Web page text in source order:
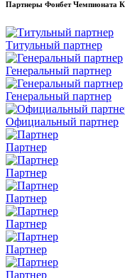
Партнеры Фонбет Чемпионата
Титульный партнер
Генеральный партнер
Генеральный партнер
Официальный партнер
Партнер
Партнер
Партнер
Партнер
Партнер
Партнер